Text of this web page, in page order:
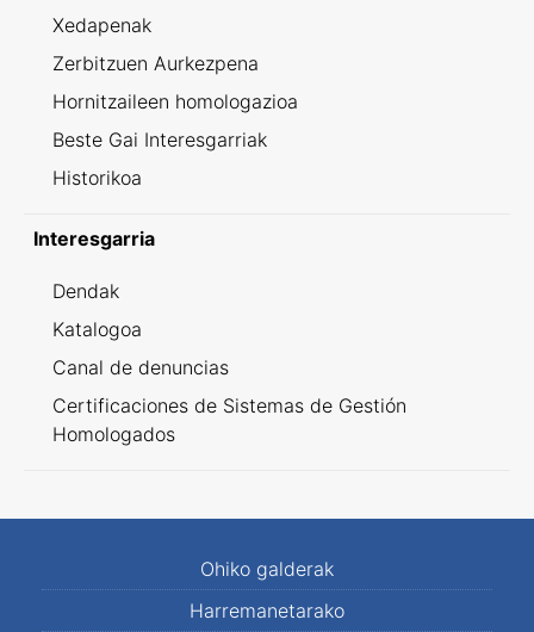
Xedapenak
Zerbitzuen Aurkezpena
Hornitzaileen homologazioa
Beste Gai Interesgarriak
Historikoa
Interesgarria
Dendak
Katalogoa
Canal de denuncias
Certificaciones de Sistemas de Gestión
Homologados
Ohiko galderak
Harremanetarako